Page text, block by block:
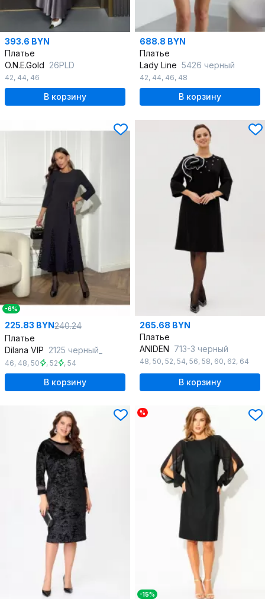
393.6 BYN
Платье
O.N.E.Gold 26PLD
42, 44, 46
В корзину
688.8 BYN
Платье
Lady Line 5426 черный
42, 44, 46, 48
В корзину
-6%
225.83 BYN240.24
Платье
Dilana VIP 2125 черный_
46, 48, 50 , 52 , 54
В корзину
265.68 BYN
Платье
ANIDEN 713-3 черный
48, 50, 52, 54, 56, 58, 60, 62, 64
В корзину
%
-15%